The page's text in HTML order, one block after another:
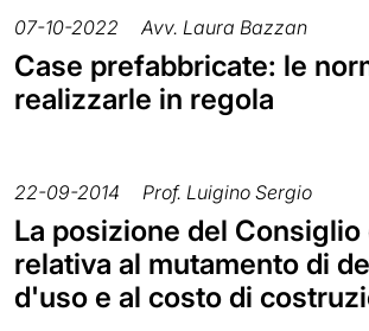
07-10-2022 Avv. Laura Bazzan
Case prefabbricate: le
realizzarle in regola
22-09-2014 Prof. Luigino Sergio
La posizione del Consiglio
relativa al mutamento di
d'uso e al costo di